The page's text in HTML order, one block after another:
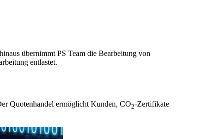
übernimmt PS Team die Bearbeitung von
entlastet.
Quotenhandel ermöglicht Kunden, CO2-Zertifikate